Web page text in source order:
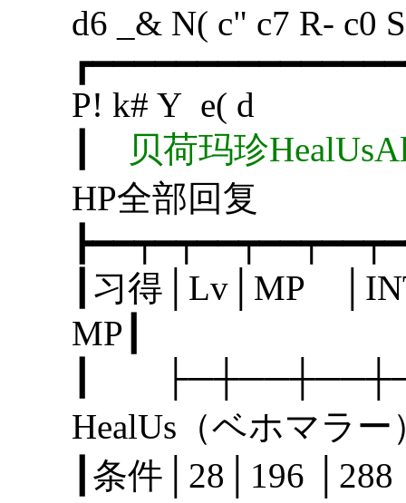
d6 _& N( c" c7 R- c0
P! k# Y e( d
贝荷玛珍
HP全部
┃习得│Lv│MP
┃
HealUs（ベホマラ
┃条件│28│196